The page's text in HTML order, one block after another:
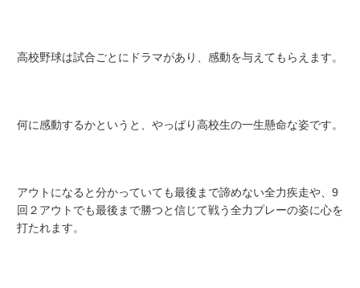
高校野球は試合ごとにドラマがあり、感動を与えてもらえます。
何に感動するかというと、やっぱり高校生の一生懸命な姿です。
アウトになると分かっていても最後まで諦めない全力疾走や、9
回２アウトでも最後まで勝つと信じて戦う全力プレーの姿に心を
打たれます。